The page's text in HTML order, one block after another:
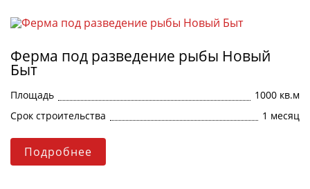
Ферма под разведение рыбы Новый
Быт
Площадь
1000 кв.м
Срок строительства
1 месяц
Подробнее